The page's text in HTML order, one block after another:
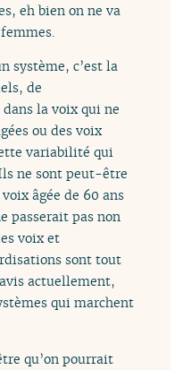
eh bien on ne va
système, c’est la
de
dans la voix qui ne
ou des voix
variabilité qui
ne sont peut-être
âgée de 60 ans
passerait pas non
voix et
sont tout
actuellement,
qui marchent
qu’on pourrait